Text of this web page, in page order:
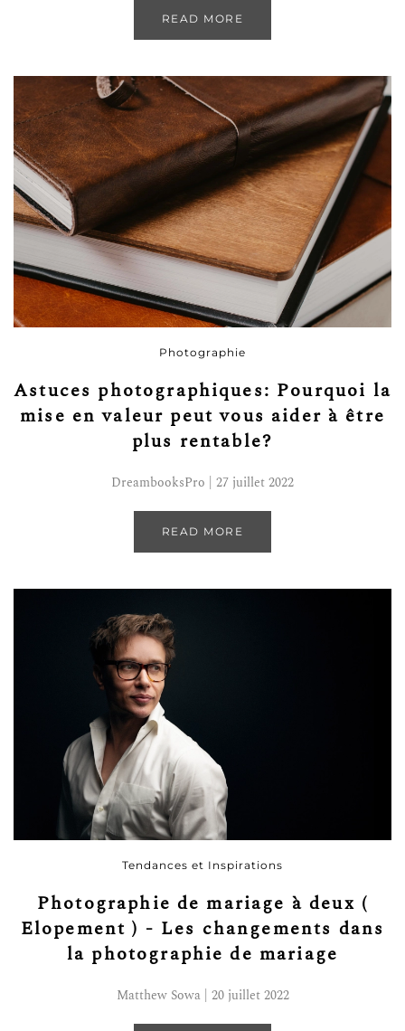
READ MORE
Photographie
Astuces photographiques: Pourquoi la
mise en valeur peut vous aider à être
plus rentable?
DreambooksPro | 27 juillet 2022
READ MORE
Tendances et Inspirations
Photographie de mariage à deux (
Elopement ) - Les changements dans
la photographie de mariage
Matthew Sowa | 20 juillet 2022